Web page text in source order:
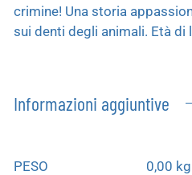
crimine! Una storia
sui denti degli animali. Età di
Informazioni aggiuntive
PESO 0,00 kg